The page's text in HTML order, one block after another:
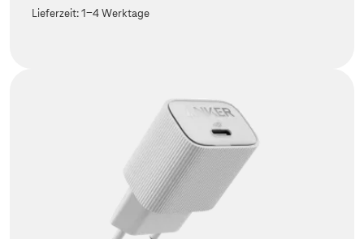
Lieferzeit:1-4 Werktage